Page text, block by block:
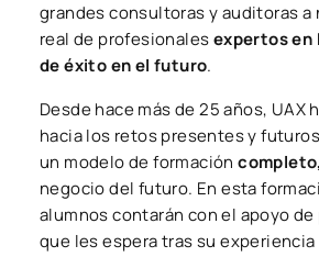
grandes consultoras y auditoras a
real de profesionalesexpertos en
de éxito en el futuro.
Desde hace más de 25 años, UAX
hacia los retos presentes y
un modelo de formación
negocio del futuro. En esta
alumnos contarán con el apoyo
que les espera tras su